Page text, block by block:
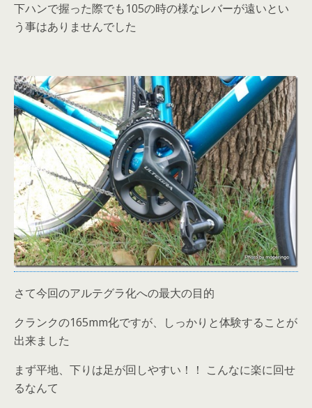
下ハンで握った際でも105の時の様なレバーが遠いとい
う事はありませんでした
さて今回のアルテグラ化への最大の目的
クランクの165mm化ですが、しっかりと体験することが
出来ました
まず平地、下りは足が回しやすい！！ こんなに楽に回せ
るなんて